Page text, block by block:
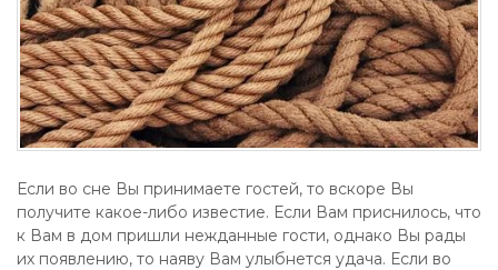
Если во сне Вы принимаете гостей, то вскоре Вы
получите какое-либо известие. Если Вам приснилось, что
к Вам в дом пришли нежданные гости, однако Вы рады
их появлению, то наяву Вам улыбнется удача. Если во